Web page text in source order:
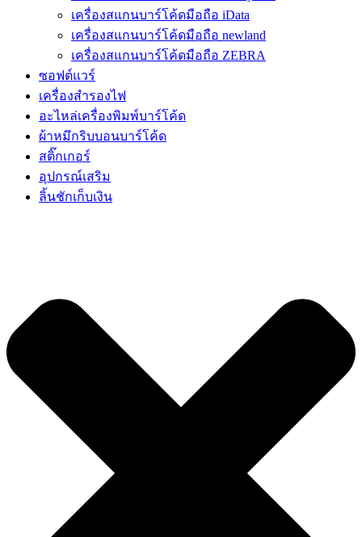
เครื่องสแกนบาร์โค้ดมือถือ iData
เครื่องสแกนบาร์โค้ดมือถือ newland
เครื่องสแกนบาร์โค้ดมือถือ ZEBRA
ซอฟต์แวร์
เครื่องสำรองไฟ
อะไหล่เครื่องพิมพ์บาร์โค้ด
ผ้าหมึกริบบอนบาร์โค้ด
สติ๊กเกอร์
อุปกรณ์เสริม
ลิ้นชักเก็บเงิน